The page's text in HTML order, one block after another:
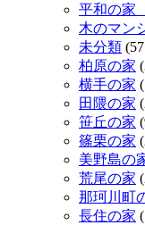
平和の家
木のマン
未分類
柏原の家
横手の家
田隈の家
笹丘の家
篠栗の家
美野島の
荒尾の家
那珂川町
長住の家